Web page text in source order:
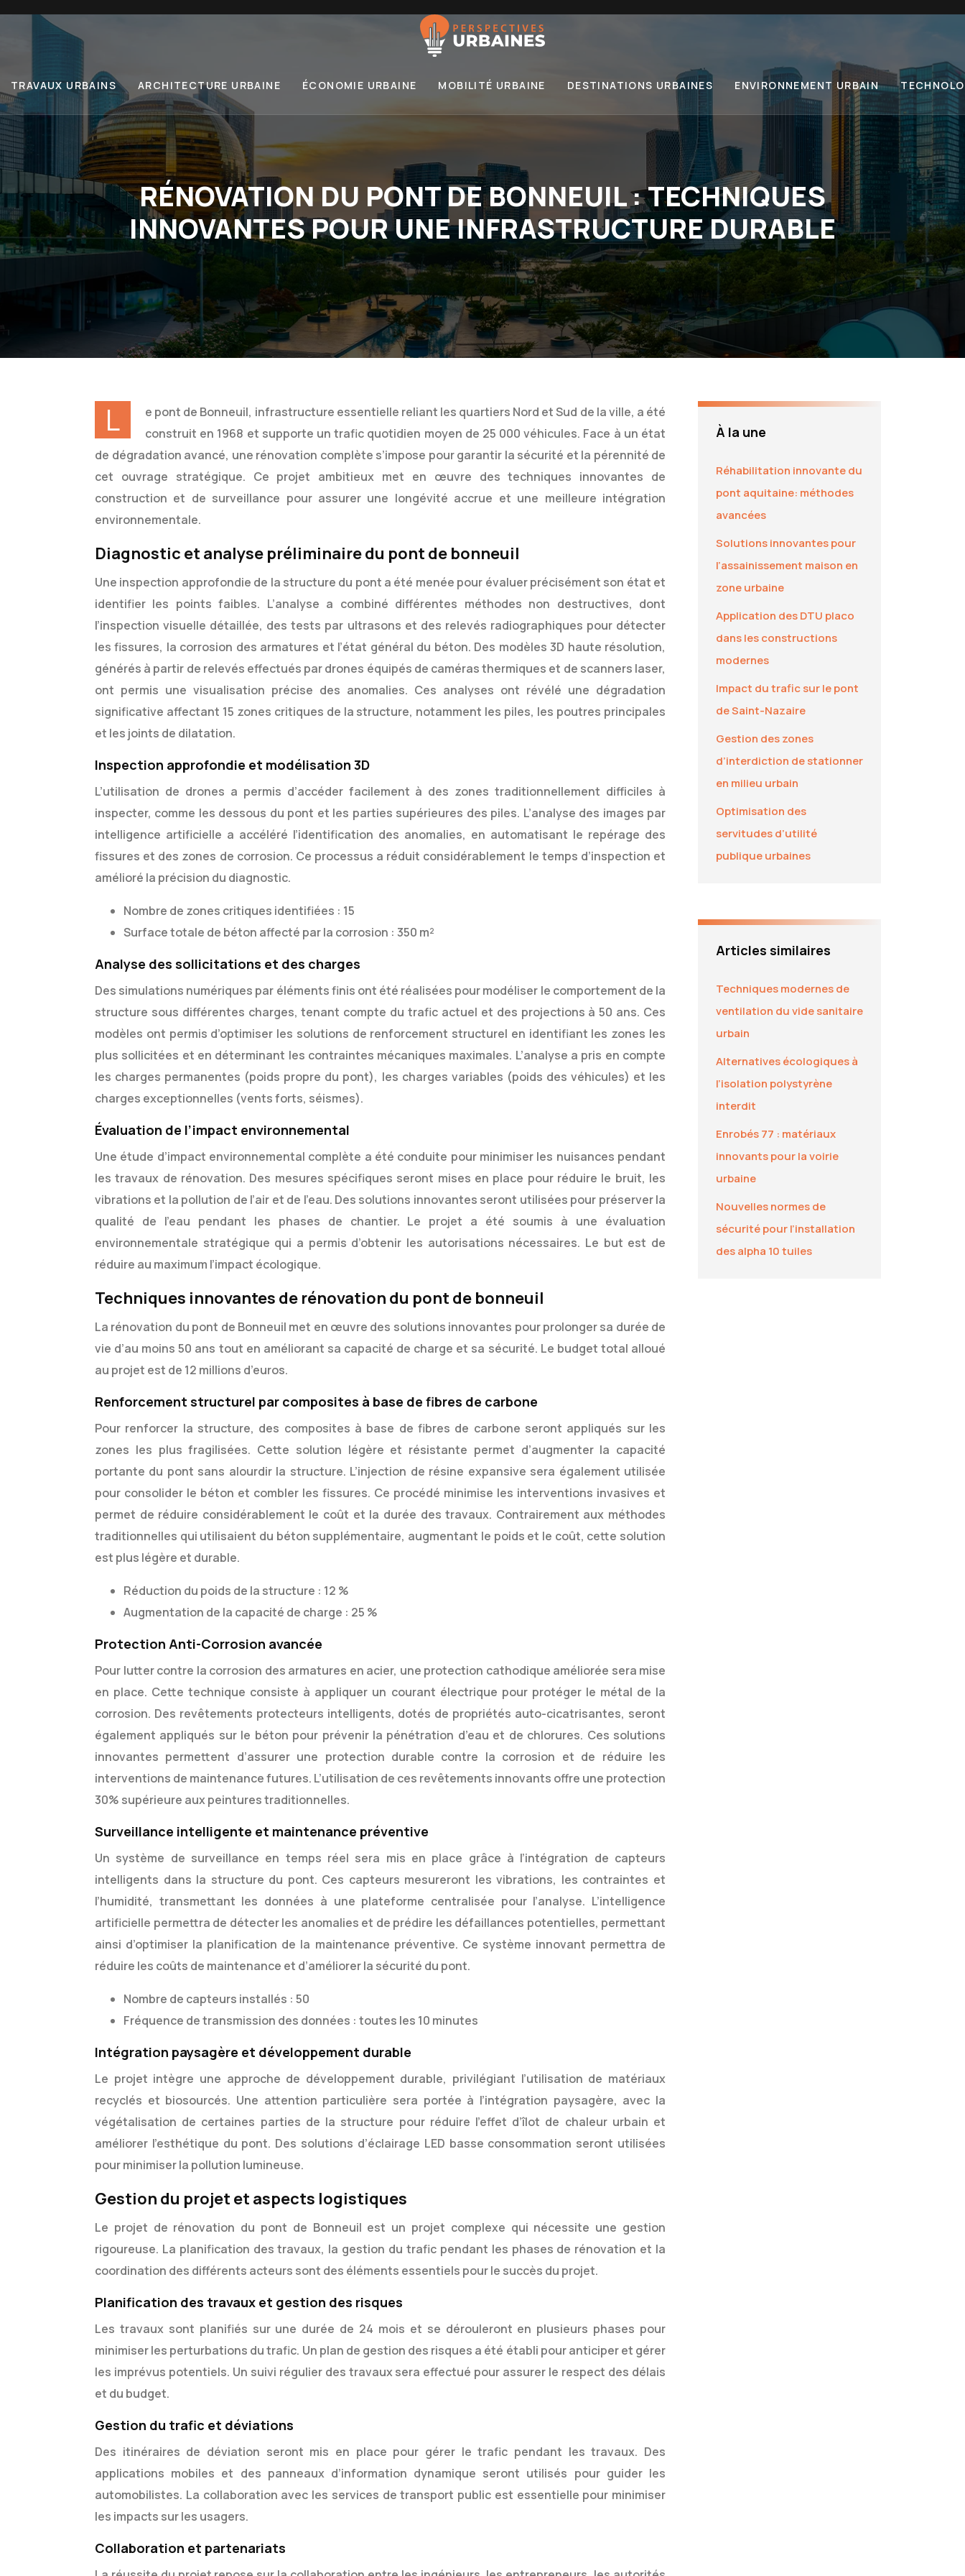
TRAVAUX URBAINS ARCHITECTURE URBAINE ÉCONOMIE URBAINE MOBILITÉ URBAINE DESTINATIONS URBAINES ENVIRONNEMENT URBAIN
RÉNOVATION DU PONT DE BONNEUIL : TECHNIQUES
INNOVANTES POUR UNE INFRASTRUCTURE DURABLE
L
e pont de Bonneuil, infrastructure essentielle reliant les quartiers Nord et Sud de la ville, a été
construit en 1968 et supporte un trafic quotidien moyen de 25 000 véhicules. Face à un état
de dégradation avancé, une rénovation complète s’impose pour garantir la sécurité et la pérennité de
cet ouvrage stratégique. Ce projet ambitieux met en œuvre des techniques innovantes de
construction et de surveillance pour assurer une longévité accrue et une meilleure intégration
environnementale.
Diagnostic et analyse préliminaire du pont de bonneuil
Une inspection approfondie de la structure du pont a été menée pour évaluer précisément son état et
identifier les points faibles. L’analyse a combiné différentes méthodes non destructives, dont
l’inspection visuelle détaillée, des tests par ultrasons et des relevés radiographiques pour détecter
les fissures, la corrosion des armatures et l’état général du béton. Des modèles 3D haute résolution,
générés à partir de relevés effectués par drones équipés de caméras thermiques et de scanners laser,
ont permis une visualisation précise des anomalies. Ces analyses ont révélé une dégradation
significative affectant 15 zones critiques de la structure, notamment les piles, les poutres principales
et les joints de dilatation.
Inspection approfondie et modélisation 3D
L’utilisation de drones a permis d’accéder facilement à des zones traditionnellement difficiles à
inspecter, comme les dessous du pont et les parties supérieures des piles. L’analyse des images par
intelligence artificielle a accéléré l’identification des anomalies, en automatisant le repérage des
fissures et des zones de corrosion. Ce processus a réduit considérablement le temps d’inspection et
amélioré la précision du diagnostic.
Nombre de zones critiques identifiées : 15
Surface totale de béton affecté par la corrosion : 350 m²
Analyse des sollicitations et des charges
Des simulations numériques par éléments finis ont été réalisées pour modéliser le comportement de la
structure sous différentes charges, tenant compte du trafic actuel et des projections à 50 ans. Ces
modèles ont permis d’optimiser les solutions de renforcement structurel en identifiant les zones les
plus sollicitées et en déterminant les contraintes mécaniques maximales. L’analyse a pris en compte
les charges permanentes (poids propre du pont), les charges variables (poids des véhicules) et les
charges exceptionnelles (vents forts, séismes).
Évaluation de l’impact environnemental
Une étude d’impact environnemental complète a été conduite pour minimiser les nuisances pendant
les travaux de rénovation. Des mesures spécifiques seront mises en place pour réduire le bruit, les
vibrations et la pollution de l’air et de l’eau. Des solutions innovantes seront utilisées pour préserver la
qualité de l’eau pendant les phases de chantier. Le projet a été soumis à une évaluation
environnementale stratégique qui a permis d’obtenir les autorisations nécessaires. Le but est de
réduire au maximum l’impact écologique.
Techniques innovantes de rénovation du pont de bonneuil
La rénovation du pont de Bonneuil met en œuvre des solutions innovantes pour prolonger sa durée de
vie d’au moins 50 ans tout en améliorant sa capacité de charge et sa sécurité. Le budget total alloué
au projet est de 12 millions d’euros.
Renforcement structurel par composites à base de fibres de carbone
Pour renforcer la structure, des composites à base de fibres de carbone seront appliqués sur les
zones les plus fragilisées. Cette solution légère et résistante permet d’augmenter la capacité
portante du pont sans alourdir la structure. L’injection de résine expansive sera également utilisée
pour consolider le béton et combler les fissures. Ce procédé minimise les interventions invasives et
permet de réduire considérablement le coût et la durée des travaux. Contrairement aux méthodes
traditionnelles qui utilisaient du béton supplémentaire, augmentant le poids et le coût, cette solution
est plus légère et durable.
Réduction du poids de la structure : 12 %
Augmentation de la capacité de charge : 25 %
Protection Anti-Corrosion avancée
Pour lutter contre la corrosion des armatures en acier, une protection cathodique améliorée sera mise
en place. Cette technique consiste à appliquer un courant électrique pour protéger le métal de la
corrosion. Des revêtements protecteurs intelligents, dotés de propriétés auto-cicatrisantes, seront
également appliqués sur le béton pour prévenir la pénétration d’eau et de chlorures. Ces solutions
innovantes permettent d’assurer une protection durable contre la corrosion et de réduire les
interventions de maintenance futures. L’utilisation de ces revêtements innovants offre une protection
30% supérieure aux peintures traditionnelles.
Surveillance intelligente et maintenance préventive
Un système de surveillance en temps réel sera mis en place grâce à l’intégration de capteurs
intelligents dans la structure du pont. Ces capteurs mesureront les vibrations, les contraintes et
l’humidité, transmettant les données à une plateforme centralisée pour l’analyse. L’intelligence
artificielle permettra de détecter les anomalies et de prédire les défaillances potentielles, permettant
ainsi d’optimiser la planification de la maintenance préventive. Ce système innovant permettra de
réduire les coûts de maintenance et d’améliorer la sécurité du pont.
Nombre de capteurs installés : 50
Fréquence de transmission des données : toutes les 10 minutes
Intégration paysagère et développement durable
Le projet intègre une approche de développement durable, privilégiant l’utilisation de matériaux
recyclés et biosourcés. Une attention particulière sera portée à l’intégration paysagère, avec la
végétalisation de certaines parties de la structure pour réduire l’effet d’îlot de chaleur urbain et
améliorer l’esthétique du pont. Des solutions d’éclairage LED basse consommation seront utilisées
pour minimiser la pollution lumineuse.
Gestion du projet et aspects logistiques
Le projet de rénovation du pont de Bonneuil est un projet complexe qui nécessite une gestion
rigoureuse. La planification des travaux, la gestion du trafic pendant les phases de rénovation et la
coordination des différents acteurs sont des éléments essentiels pour le succès du projet.
Planification des travaux et gestion des risques
Les travaux sont planifiés sur une durée de 24 mois et se dérouleront en plusieurs phases pour
minimiser les perturbations du trafic. Un plan de gestion des risques a été établi pour anticiper et gérer
les imprévus potentiels. Un suivi régulier des travaux sera effectué pour assurer le respect des délais
et du budget.
Gestion du trafic et déviations
Des itinéraires de déviation seront mis en place pour gérer le trafic pendant les travaux. Des
applications mobiles et des panneaux d’information dynamique seront utilisés pour guider les
automobilistes. La collaboration avec les services de transport public est essentielle pour minimiser
les impacts sur les usagers.
Collaboration et partenariats
À la une
Réhabilitation innovante du
pont aquitaine: méthodes
avancées
Solutions innovantes pour
l’assainissement maison en
zone urbaine
Application des DTU placo
dans les constructions
modernes
Impact du trafic sur le pont
de Saint-Nazaire
Gestion des zones
d’interdiction de stationner
en milieu urbain
Optimisation des
servitudes d’utilité
publique urbaines
Articles similaires
Techniques modernes de
ventilation du vide sanitaire
urbain
Alternatives écologiques à
l’isolation polystyrène
interdit
Enrobés 77 : matériaux
innovants pour la voirie
urbaine
Nouvelles normes de
sécurité pour l’installation
des alpha 10 tuiles